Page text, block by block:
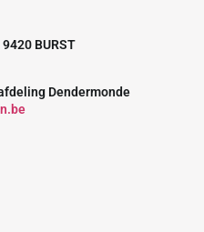
BURST
Dendermonde